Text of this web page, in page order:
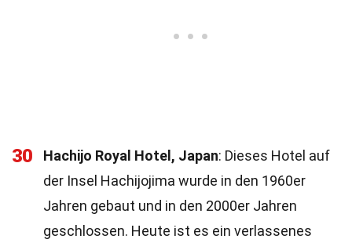
30 Hachijo Royal Hotel, Japan: Dieses Hotel auf
der Insel Hachijojima wurde in den 1960er
Jahren gebaut und in den 2000er Jahren
geschlossen. Heute ist es ein verlassenes